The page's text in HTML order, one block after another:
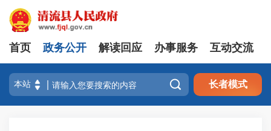
首页 政务公开 解读回应 办事服务 互动交流
 长者模式